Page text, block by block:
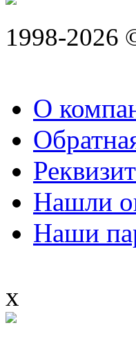
1998-2026
О
Нашли
Наши
x